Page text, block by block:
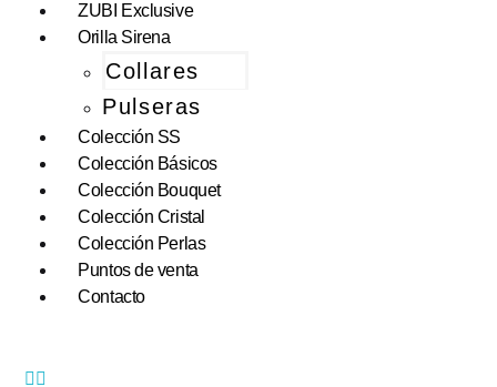
ZUBI Exclusive
Orilla Sirena
Collares
Pulseras
Colección SS
Colección Básicos
Colección Bouquet
Colección Cristal
Colección Perlas
Puntos de venta
Contacto